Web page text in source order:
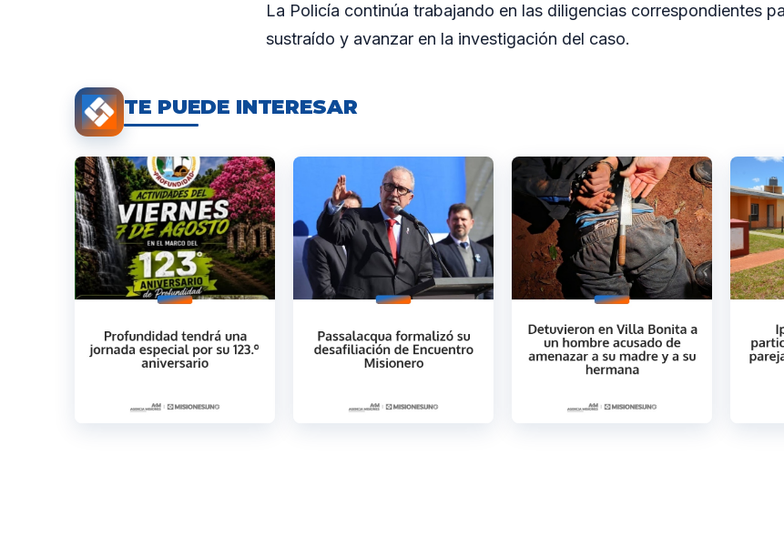
La Policía continúa trabajando en las diligencias correspondientes
sustraído y avanzar en la investigación del caso.
TE PUEDE INTERESAR